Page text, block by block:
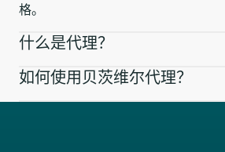
格。
什么是代理？
如何使用贝茨维尔代理？